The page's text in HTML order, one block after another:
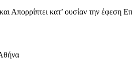
κατ’ ουσίαν την έφεση